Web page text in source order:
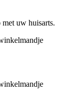
uw huisarts.